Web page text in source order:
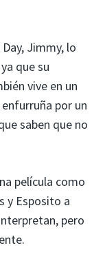
Jimmy, lo
que su
vive en un
por un
saben que no
película como
y Esposito a
pero